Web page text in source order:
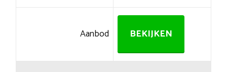
Aanbod BEKIJKEN